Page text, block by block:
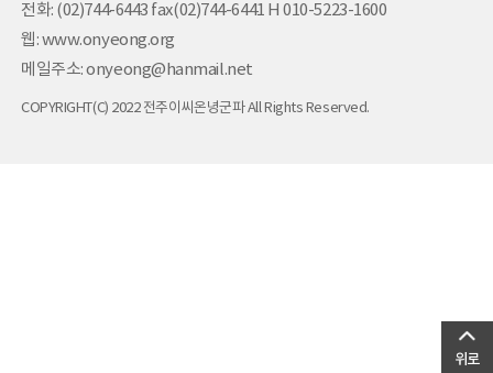
전화: (02)744-6443 fax(02)744-6441 H 010-5223-1600
웹: www.onyeong.org
메일주소: onyeong@hanmail.net
COPYRIGHT(C) 2022 전주이씨온녕군파 All Rights Reserved.
위로